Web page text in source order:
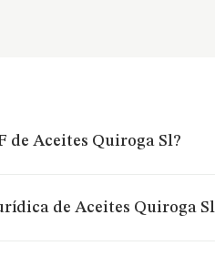
de Aceites Quiroga Sl?
de Aceites Quiroga